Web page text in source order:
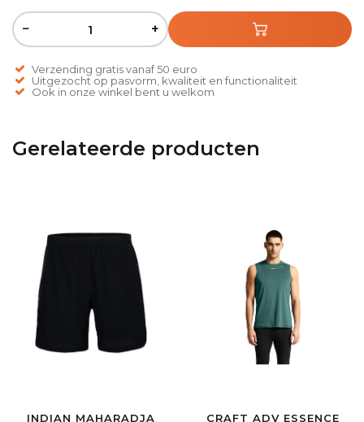
− +
Verzending gratis vanaf 50 euro
Uitgezocht op pasvorm, kwaliteit en functionaliteit
Ook in onze winkel bent u welkom
Gerelateerde producten
INDIAN MAHARADJA
CRAFT ADV ESSENCE